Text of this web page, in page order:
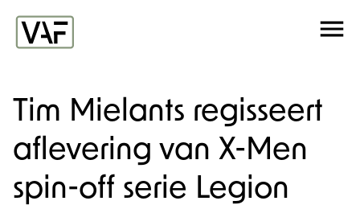
Ga verder naar de inhoud
Tim Mielants regisseert
aflevering van X-Men
spin-off serie Legion